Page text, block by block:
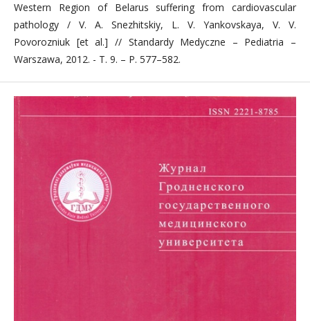
Western Region of Belarus suffering from cardiovascular
pathology / V. A. Snezhitskiy, L. V. Yankovskaya, V. V.
Povorozniuk [et al.] // Standardy Medyczne – Pediatria –
Warszawa, 2012. - T. 9. – P. 577–582.